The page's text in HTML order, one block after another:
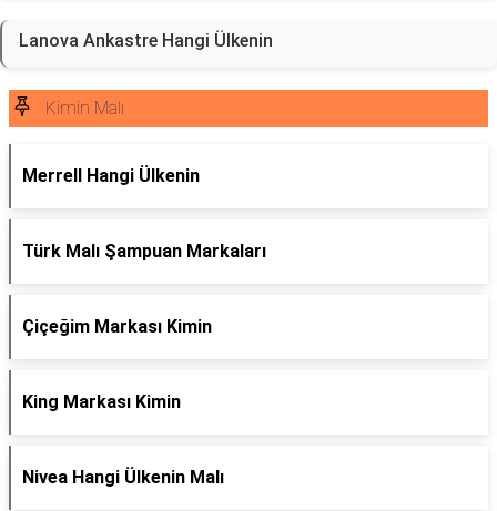
Lanova Ankastre Hangi Ülkenin
Kimin Malı
Merrell Hangi Ülkenin
Türk Malı Şampuan Markaları
Çiçeğim Markası Kimin
King Markası Kimin
Nivea Hangi Ülkenin Malı